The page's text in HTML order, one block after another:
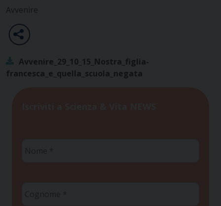
Avvenire
Avvenire_29_10_15_Nostra_figlia-
francesca_e_quella_scuola_negata